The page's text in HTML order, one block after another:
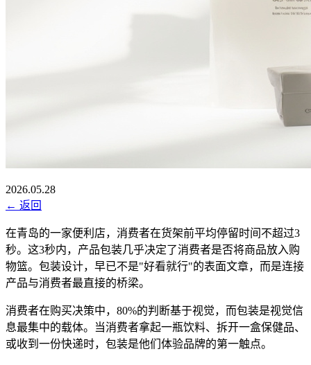
2026.05.28
← 返回
在青岛的一家便利店，消费者在货架前平均停留时间不超过3
秒。这3秒内，产品包装几乎决定了消费者是否将商品放入购
物篮。包装设计，早已不是"好看就行"的表面文章，而是连接
产品与消费者最直接的桥梁。
消费者在购买决策中，80%的判断基于视觉，而包装是视觉信
息最集中的载体。当消费者拿起一瓶饮料、拆开一盒保健品、
或收到一份快递时，包装是他们体验品牌的第一触点。